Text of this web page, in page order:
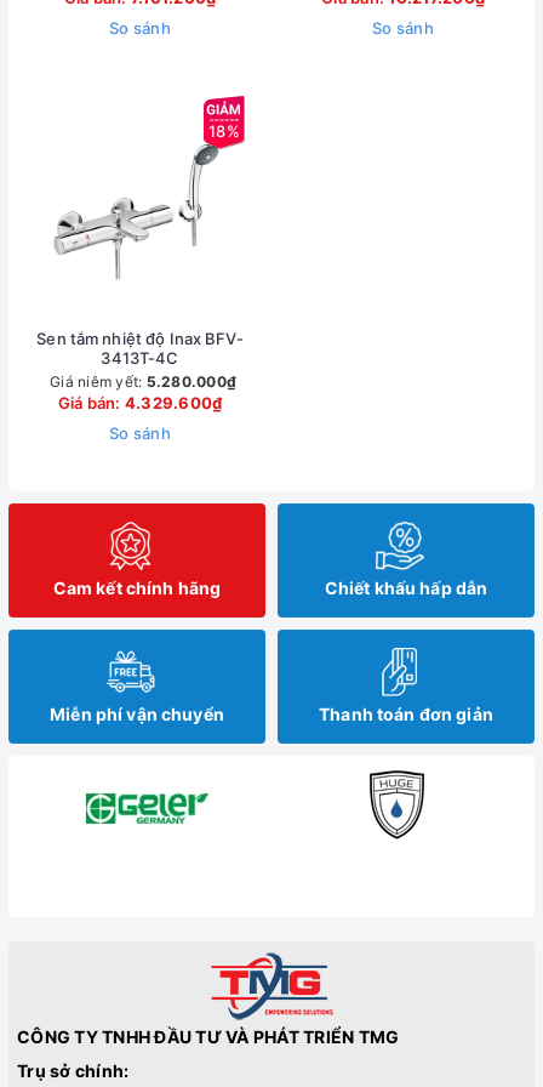
So sánh
So sánh
18%
Sen tắm nhiệt độ Inax BFV-
3413T-4C
Giá niêm yết: 5.280.000₫
Giá bán: 4.329.600₫
So sánh
Cam kết chính hãng Chiết khấu hấp dẫn
Miễn phí vận chuyển Thanh toán đơn giản
CÔNG TY TNHH ĐẦU TƯ VÀ PHÁT TRIỂN TMG
Trụ sở chính: